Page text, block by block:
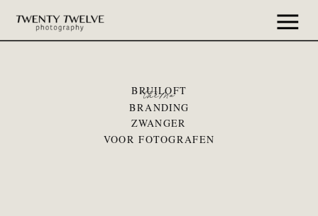
BRUILOFT
BRANDING
ZWANGER
VOOR FOTOGRAFEN
thema